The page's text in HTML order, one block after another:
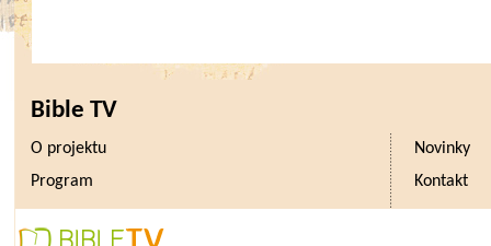
Bible TV
O projektu
Novinky
Program
Kontakt